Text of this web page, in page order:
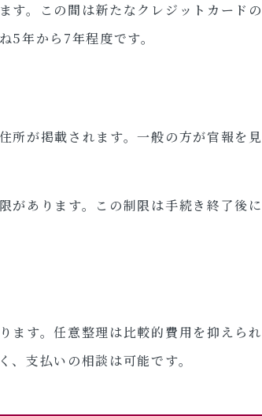
。この間は新たなクレジットカード
5年から7年程度です。
が掲載されます。一般の方が官報を
があります。この制限は手続き終了後
す。任意整理は比較的費用を抑えら
支払いの相談は可能です。